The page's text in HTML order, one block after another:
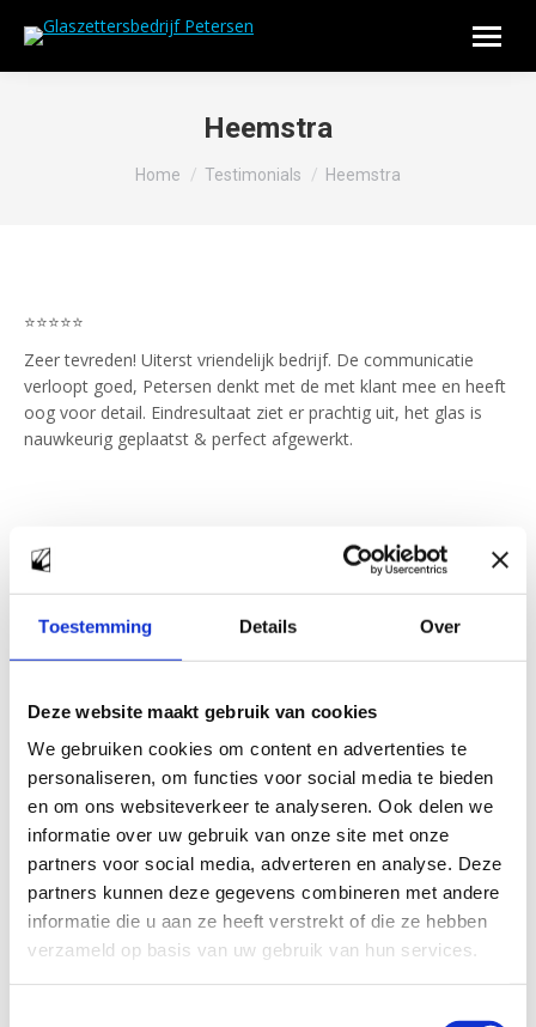
Toestemming Details Over
Deze website maakt gebruik van cookies
We gebruiken cookies om content en advertenties te
personaliseren, om functies voor social media te bieden
en om ons websiteverkeer te analyseren. Ook delen we
informatie over uw gebruik van onze site met onze
partners voor social media, adverteren en analyse. Deze
partners kunnen deze gegevens combineren met andere
informatie die u aan ze heeft verstrekt of die ze hebben
verzameld op basis van uw gebruik van hun services.
Heemstra
Home Testimonials Heemstra
⭐⭐⭐⭐⭐
Zeer tevreden! Uiterst vriendelijk bedrijf. De communicatie
verloopt goed, Petersen denkt met de met klant mee en heeft
oog voor detail. Eindresultaat ziet er prachtig uit, het glas is
nauwkeurig geplaatst & perfect afgewerkt.
Zoeken
Zoeken
Recent Posts
Recent Comments
Geen reacties om weer te geven.